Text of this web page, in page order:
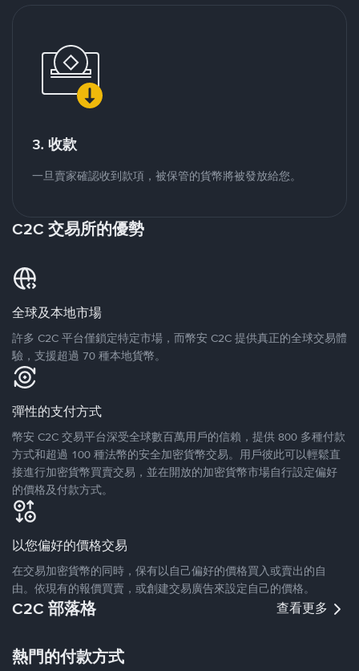
3. 收款
一旦賣家確認收到款項，被保管的貨幣將被發放給您。
C2C 交易所的優勢
全球及本地市場
許多 C2C 平台僅鎖定特定市場，而幣安 C2C 提供真正的全球交易體
驗，支援超過 70 種本地貨幣。
彈性的支付方式
幣安 C2C 交易平台深受全球數百萬用戶的信賴，提供 800 多種付款
方式和超過 100 種法幣的安全加密貨幣交易。用戶彼此可以輕鬆直
接進行加密貨幣買賣交易，並在開放的加密貨幣市場自行設定偏好
的價格及付款方式。
以您偏好的價格交易
在交易加密貨幣的同時，保有以自己偏好的價格買入或賣出的自
由。依現有的報價買賣，或創建交易廣告來設定自己的價格。
C2C 部落格 查看更多
熱門的付款方式